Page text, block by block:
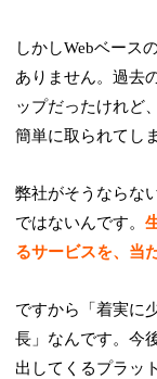
しかしWebベース
ありません。過去
ップだったけれど
簡単に取られてし
弊社がそうならな
ではないんです。
るサービスを、当
ですから「着実に
長」なんです。今
出してくるプラッ